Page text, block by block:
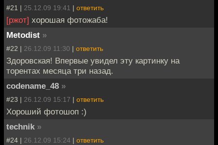
#21 | 25.12.09 19:41 | ответить
[ржот] хорошая фотожаба!
Metodist »
#22 | 26.12.09 11:30 | ответить
Здоровская! Впервые увидел эту картинку на
торентах месяца три назад.
codename_48 »
#23 | 26.12.09 15:17 | ответить
Хороший фотошоп :)
technik »
#24 | 26.12.09 15:24 | ответить